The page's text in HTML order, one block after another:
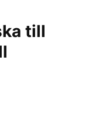
till